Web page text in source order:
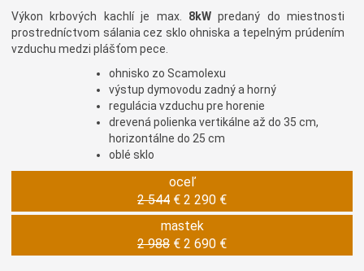
Výkon krbových kachlí je max. 8kWpredaný do miestnosti
prostredníctvom sálania cez sklo ohniska a tepelným prúdením
vzduchu medzi plášťom pece.
ohnisko zo Scamolexu
výstup dymovodu zadný a horný
regulácia vzduchu pre horenie
drevená polienka vertikálne až do 35 cm,
horizontálne do 25 cm
oblé sklo
oceľ
2 544 € 2 290 €
mastek
2 988 € 2 690 €